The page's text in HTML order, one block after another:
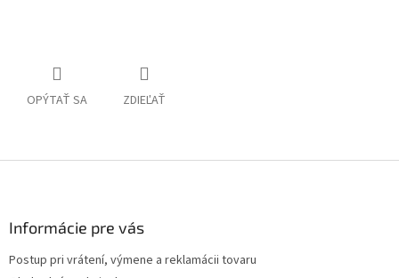
OPÝTAŤ SA ZDIEĽAŤ
Informácie pre vás
Postup pri vrátení, výmene a reklamácii tovaru